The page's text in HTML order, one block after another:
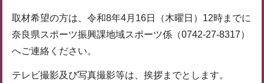
取材希望の方は、令和8年4月16日（木曜日）12時までに
奈良県スポーツ振興課地域スポーツ係（0742-27-8317）
へご連絡ください。
テレビ撮影及び写真撮影等は、挨拶までとします。